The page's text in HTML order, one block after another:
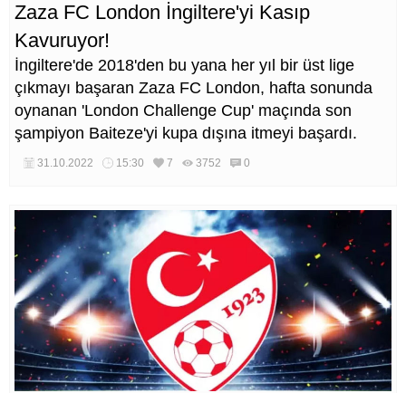
Zaza FC London İngiltere'yi Kasıp
Kavuruyor!
İngiltere'de 2018'den bu yana her yıl bir üst lige
çıkmayı başaran Zaza FC London, hafta sonunda
oynanan 'London Challenge Cup' maçında son
şampiyon Baiteze'yi kupa dışına itmeyi başardı.
31.10.2022 15:30 7 3752 0